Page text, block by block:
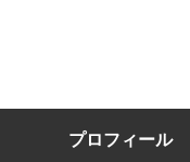
プロフィール